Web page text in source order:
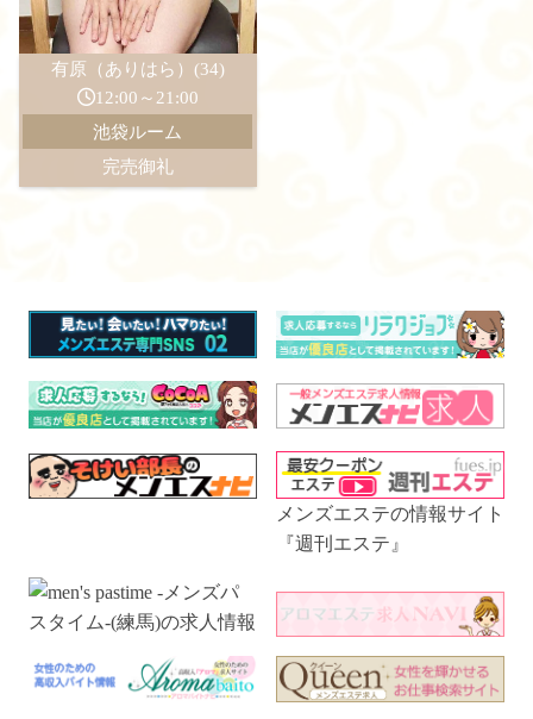
有原（ありはら）(34)
12:00～21:00
池袋ルーム
完売御礼
メンズエステの情報サイト
『週刊エステ』